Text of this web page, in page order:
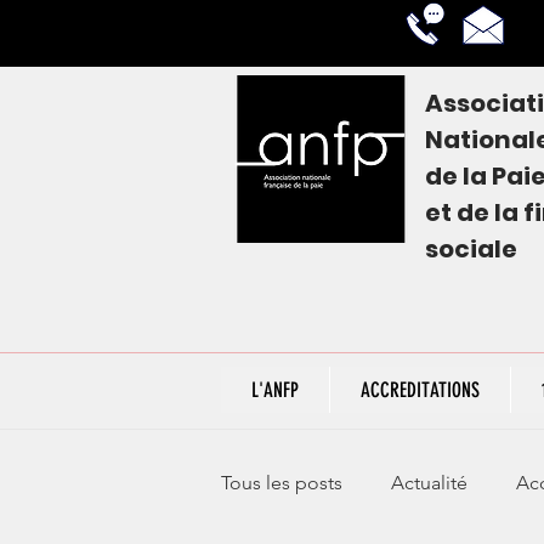
de la Paie
et de la
sociale
L'ANFP ACCREDITATIONS
Tous les posts Actualité